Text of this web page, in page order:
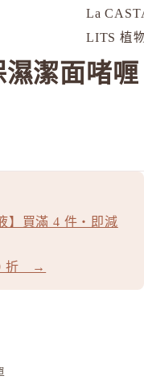
La
LITS 植
M
N
O
潔面啫喱
】買滿 4 件・即減
9 折 →